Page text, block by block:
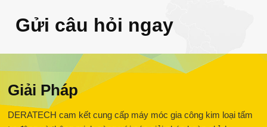
Gửi câu hỏi ngay
Giải Pháp
DERATECH cam kết cung cấp máy móc gia công kim loại tấm